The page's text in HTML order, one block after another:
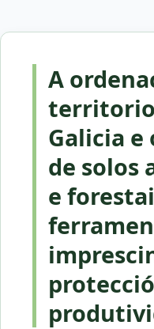
A
Galicia e
de solos
e